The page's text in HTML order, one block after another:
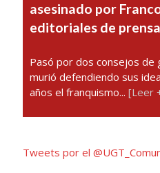
asesinado por
editoriales de prensa
Pasó por dos consejos de
murió defendiendo sus
años el franquismo...[Leer
Tweets por el